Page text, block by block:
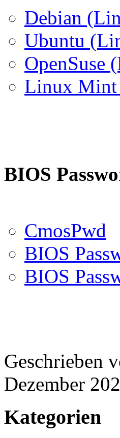
Debian
Ubuntu
OpenSuse
Linux
BIOS
CmosPwd
BIOS
BIOS
Geschrieben
Dezember
Kategorien